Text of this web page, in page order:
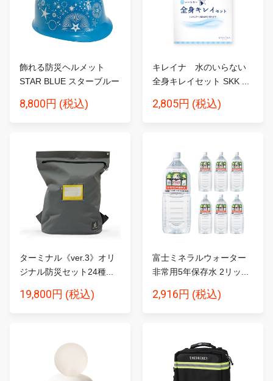
飾れる防災ヘルメット
STAR BLUE スターブルー
8,800円 (税込)
キレイナ 水のいらない
全身キレイセット SKK ...
2,805円 (税込)
ターミナル《ver.3》オリ
ジナル防災セット24種...
19,800円 (税込)
富士ミネラルウォーター
非常用5年保存水 2リッ...
2,916円 (税込)